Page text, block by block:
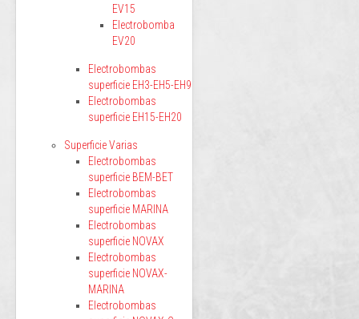
EV15
Electrobomba
EV20
Electrobombas
superficie EH3-EH5-EH9
Electrobombas
superficie EH15-EH20
Superficie Varias
Electrobombas
superficie BEM-BET
Electrobombas
superficie MARINA
Electrobombas
superficie NOVAX
Electrobombas
superficie NOVAX-
MARINA
Electrobombas